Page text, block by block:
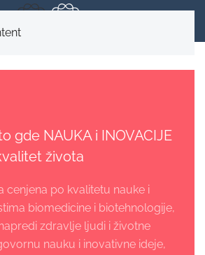
gde NAUKA i INOVACIJE
života
cenjena po kvalitetu nauke i
biomedicine i biotehnologije,
zdravlje ljudi i životne
nauku i inovativne ideje,